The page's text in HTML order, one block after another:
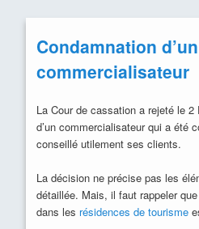
Condamnation d’un
commercialisateur
La Cour de cassation a rejeté le 2
d’un commercialisateur qui a été
conseillé utilement ses clients.
La décision ne précise pas les
détaillée. Mais, il faut rappeler
dans les résidences de tourisme